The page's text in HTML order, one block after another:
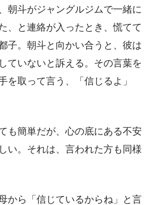
朝斗がジャングルジムで一緒に
、と連絡が入ったとき、慌てて
子。朝斗と向かい合うと、彼は
ていないと訴える。その言葉を
を取って言う、「信じるよ」
も簡単だが、心の底にある不安
い。それは、言われた方も同様
から「信じているからね」と言